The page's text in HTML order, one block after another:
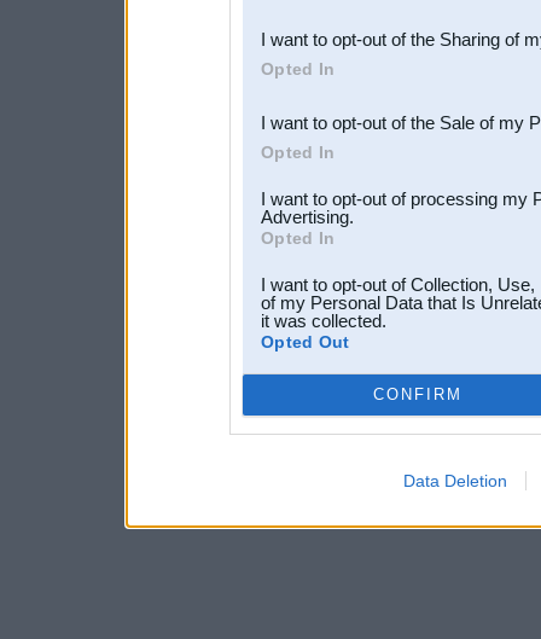
Downstream Participants
third parties.
I want to opt-out of the Sharing of
Opted In
I want to opt-out of the Sale of my
Opted In
I want to opt-out of processing my
Advertising.
Opted In
I want to opt-out of Collection,
of my Personal Data that Is
it was collected.
Opted Out
CONFIRM
Data Deletion